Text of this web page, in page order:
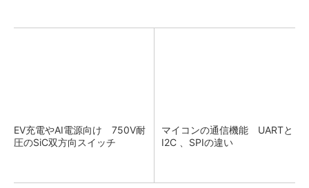
EV充電やAI電源向け 750V耐
圧のSiC双方向スイッチ
マイコンの通信機能 UARTと
I2C 、SPIの違い